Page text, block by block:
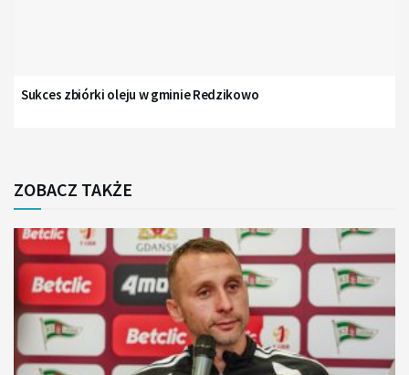
Sukces zbiórki oleju w gminie Redzikowo
ZOBACZ TAKŻE